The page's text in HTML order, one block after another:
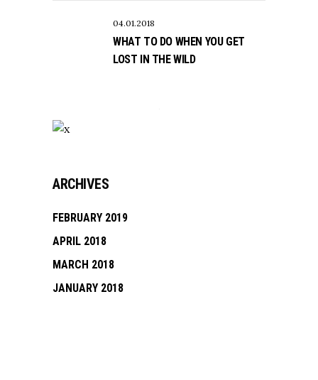
04.01.2018
WHAT TO DO WHEN YOU GET
LOST IN THE WILD
ARCHIVES
FEBRUARY 2019
APRIL 2018
MARCH 2018
JANUARY 2018